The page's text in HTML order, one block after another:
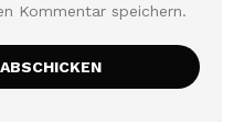
Kommentar speichern.